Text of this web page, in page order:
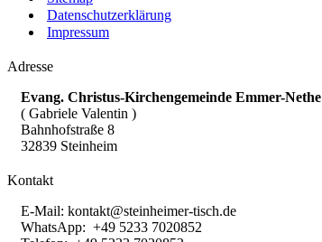
Datenschutzerklärung
Impressum
Adresse
Evang. Christus-Kirchengemeinde Emmer-Nethe
( Gabriele Valentin )
Bahnhofstraße 8
32839 Steinheim
Kontakt
E-Mail: kontakt@steinheimer-tisch.de
WhatsApp: +49 5233 7020852